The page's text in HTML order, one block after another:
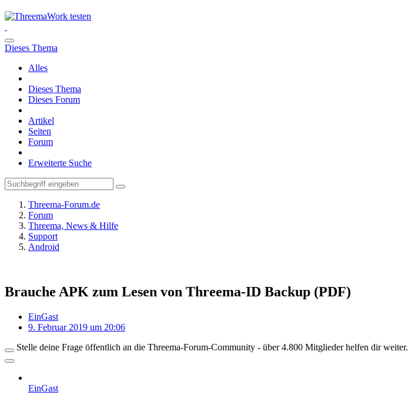
Dieses Thema
Alles
Dieses Thema
Dieses Forum
Artikel
Seiten
Forum
Erweiterte Suche
Threema-Forum.de
Forum
Threema, News & Hilfe
Support
Android
Brauche APK zum Lesen von Threema-ID Backup (PDF)
EinGast
9. Februar 2019 um 20:06
Stelle deine Frage öffentlich an die Threema-Forum-Community - über 4.800 Mitglieder helfen dir weiter.
EinGast